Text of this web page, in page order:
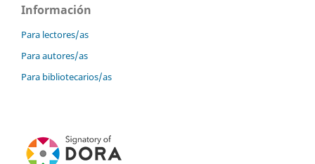
Información
Para lectores/as
Para autores/as
Para bibliotecarios/as